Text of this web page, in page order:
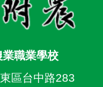
業職業學校
區台中路283